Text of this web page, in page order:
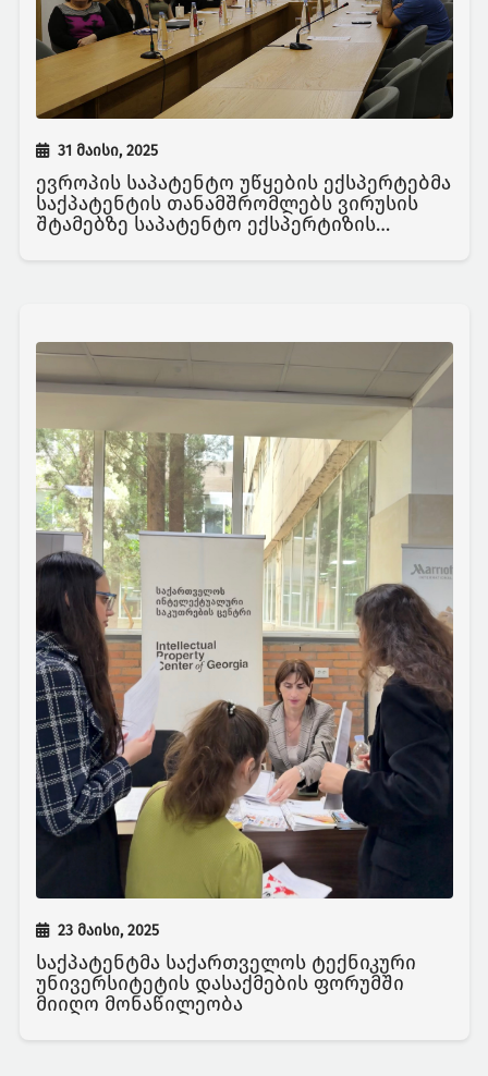
31 მაისი, 2025
ევროპის საპატენტო უწყების ექსპერტებმა
საქპატენტის თანამშრომლებს ვირუსის
შტამებზე საპატენტო ექსპერტიზის
23 მაისი, 2025
საქპატენტმა საქართველოს ტექნიკური
უნივერსიტეტის დასაქმების ფორუმში
მიიღო მონაწილეობა